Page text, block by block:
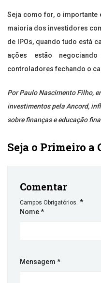
Seja como for, o importante
maioria dos investidores
de IPOs, quando tudo está
ações estão
controladores fechando o
Por Paulo Nascimento Filho,
investimentos pela Ancord,
sobre finanças e educação
Seja o Primeiro a
Comentar
Campos Obrigatórios. *
Nome*
Mensagem *